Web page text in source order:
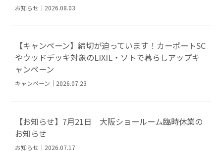
お知らせ｜2026.08.03
【キャンペーン】締切が迫っています！カーポートSC
やウッドデッキ対象のLIXIL・ソトで暮らしアップキ
ャンペーン
キャンペーン｜2026.07.23
【お知らせ】7月21日 大阪ショールーム臨時休業の
お知らせ
お知らせ｜2026.07.17